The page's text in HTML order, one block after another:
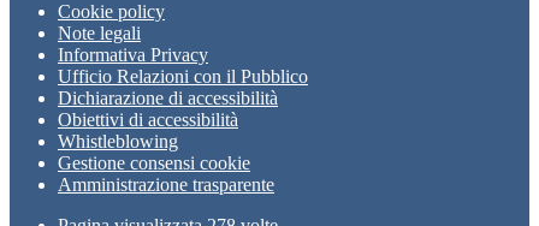
Cookie policy
Note legali
Informativa Privacy
Ufficio Relazioni con il Pubblico
Dichiarazione di accessibilità
Obiettivi di accessibilità
Whistleblowing
Gestione consensi cookie
Amministrazione trasparente